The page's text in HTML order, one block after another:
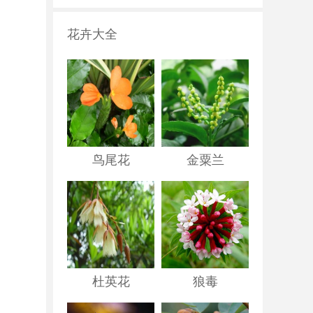
花卉大全
鸟尾花 金粟兰
杜英花 狼毒